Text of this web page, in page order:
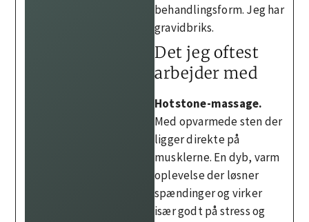
behandlingsform. Jeg har
gravidbriks.
Det jeg oftest
arbejder med
Hotstone-massage.
Med opvarmede sten der
ligger direkte på
musklerne. En dyb, varm
oplevelse der løsner
spændinger og virker
især godt på stress og